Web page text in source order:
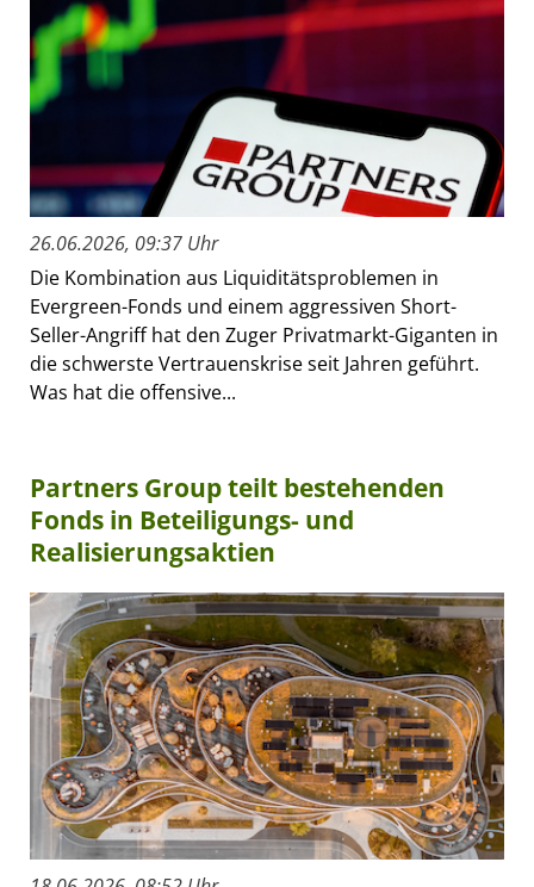
26.06.2026, 09:37 Uhr
Die Kombination aus Liquiditätsproblemen in
Evergreen-Fonds und einem aggressiven Short-
Seller-Angriff hat den Zuger Privatmarkt-Giganten in
die schwerste Vertrauenskrise seit Jahren geführt.
Was hat die offensive...
Partners Group teilt bestehenden
Fonds in Beteiligungs- und
Realisierungsaktien